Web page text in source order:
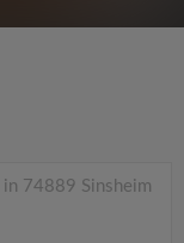
in 74889 Sinsheim